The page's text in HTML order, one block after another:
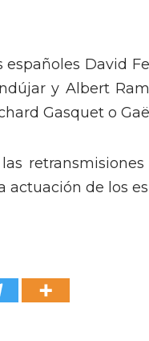
David
y Albert
Gasquet o
actuación de los